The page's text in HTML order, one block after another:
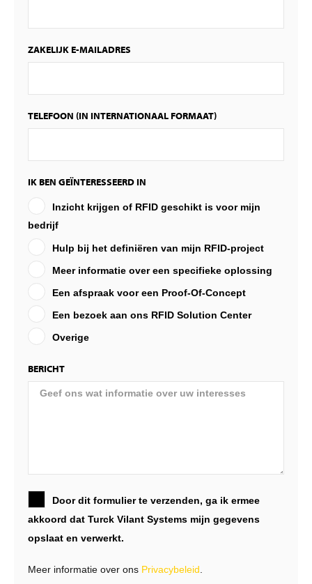
ZAKELIJK E-MAILADRES
TELEFOON (IN INTERNATIONAAL FORMAAT)
IK BEN GEÏNTERESSEERD IN
Inzicht krijgen of RFID geschikt is voor mijn
bedrijf
Hulp bij het definiëren van mijn RFID-project
Meer informatie over een specifieke oplossing
Een afspraak voor een Proof-Of-Concept
Een bezoek aan ons RFID Solution Center
Overige
BERICHT
Door dit formulier te verzenden, ga ik ermee
akkoord dat Turck Vilant Systems mijn gegevens
opslaat en verwerkt.
Meer informatie over ons Privacybeleid.